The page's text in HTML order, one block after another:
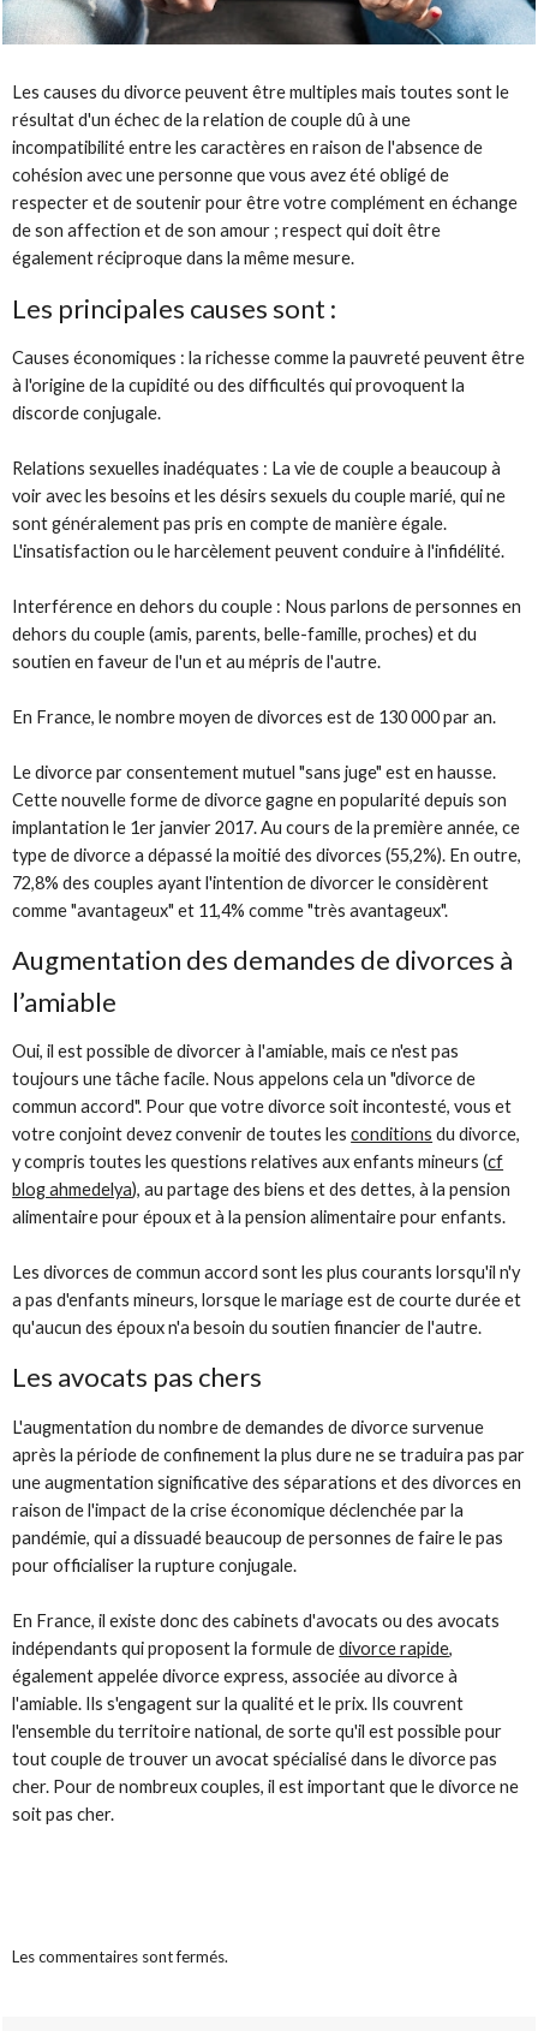
Les causes du divorce peuvent être multiples mais toutes sont le
résultat d'un échec de la relation de couple dû à une
incompatibilité entre les caractères en raison de l'absence de
cohésion avec une personne que vous avez été obligé de
respecter et de soutenir pour être votre complément en échange
de son affection et de son amour ; respect qui doit être
également réciproque dans la même mesure.
Les principales causes sont :
Causes économiques : la richesse comme la pauvreté peuvent être
à l'origine de la cupidité ou des difficultés qui provoquent la
discorde conjugale.
Relations sexuelles inadéquates : La vie de couple a beaucoup à
voir avec les besoins et les désirs sexuels du couple marié, qui ne
sont généralement pas pris en compte de manière égale.
L'insatisfaction ou le harcèlement peuvent conduire à l'infidélité.
Interférence en dehors du couple : Nous parlons de personnes en
dehors du couple (amis, parents, belle-famille, proches) et du
soutien en faveur de l'un et au mépris de l'autre.
En France, le nombre moyen de divorces est de 130 000 par an.
Le divorce par consentement mutuel "sans juge" est en hausse.
Cette nouvelle forme de divorce gagne en popularité depuis son
implantation le 1er janvier 2017. Au cours de la première année, ce
type de divorce a dépassé la moitié des divorces (55,2%). En outre,
72,8% des couples ayant l'intention de divorcer le considèrent
comme "avantageux" et 11,4% comme "très avantageux".
Augmentation des demandes de divorces à
l’amiable
Oui, il est possible de divorcer à l'amiable, mais ce n'est pas
toujours une tâche facile. Nous appelons cela un "divorce de
commun accord". Pour que votre divorce soit incontesté, vous et
votre conjoint devez convenir de toutes lesconditions du divorce,
y compris toutes les questions relatives aux enfants mineurs (cf
blog ahmedelya), au partage des biens et des dettes, à la pension
alimentaire pour époux et à la pension alimentaire pour enfants.
Les divorces de commun accord sont les plus courants lorsqu'il n'y
a pas d'enfants mineurs, lorsque le mariage est de courte durée et
qu'aucun des époux n'a besoin du soutien financier de l'autre.
Les avocats pas chers
L'augmentation du nombre de demandes de divorce survenue
après la période de confinement la plus dure ne se traduira pas par
une augmentation significative des séparations et des divorces en
raison de l'impact de la crise économique déclenchée par la
pandémie, qui a dissuadé beaucoup de personnes de faire le pas
pour officialiser la rupture conjugale.
En France, il existe donc des cabinets d'avocats ou des avocats
indépendants qui proposent la formule dedivorce rapide,
également appelée divorce express, associée au divorce à
l'amiable. Ils s'engagent sur la qualité et le prix. Ils couvrent
l'ensemble du territoire national, de sorte qu'il est possible pour
tout couple de trouver un avocat spécialisé dans le divorce pas
cher. Pour de nombreux couples, il est important que le divorce ne
soit pas cher.
Les commentaires sont fermés.